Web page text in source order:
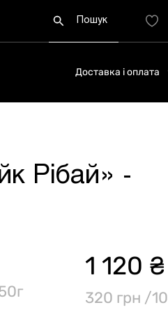
Доставка і оплата
Рібай» -
1 120 ₴
320 грн /